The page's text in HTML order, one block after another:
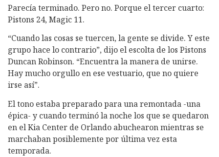
Parecía terminado. Pero no. Porque el tercer cuarto:
Pistons 24, Magic 11.
“Cuando las cosas se tuercen, la gente se divide. Y este
grupo hace lo contrario”, dijo el escolta de los Pistons
Duncan Robinson. “Encuentra la manera de unirse.
Hay mucho orgullo en ese vestuario, que no quiere
irse así”.
El tono estaba preparado para una remontada -una
épica- y cuando terminó la noche los que se quedaron
en el Kia Center de Orlando abuchearon mientras se
marchaban posiblemente por última vez esta
temporada.